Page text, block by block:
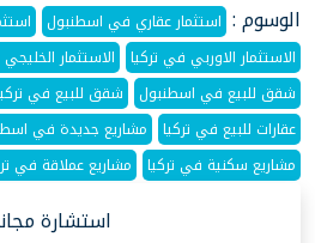
الوسوم : استثمار عقاري في اسطنبول
الاستثمار الاوربي في تركيا
الاستثمار
شقق للبيع في اسطنبول
شقق للبيع في
عقارات للبيع في تركيا
مشاريع جديدة في
مشاريع سكنية في تركيا
مشاريع عملاقة في
استشارة